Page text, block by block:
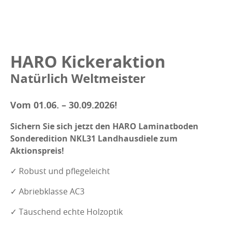
HARO Kickeraktion
Natürlich Weltmeister
Vom 01.06. – 30.09.2026!
Sichern Sie sich jetzt den HARO Laminatboden
Sonderedition NKL31 Landhausdiele zum
Aktionspreis!
✓ Robust und pflegeleicht
✓ Abriebklasse AC3
✓ Täuschend echte Holzoptik